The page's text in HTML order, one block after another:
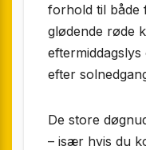
forhold til både
glødende røde
efter
De store
– især hvis du